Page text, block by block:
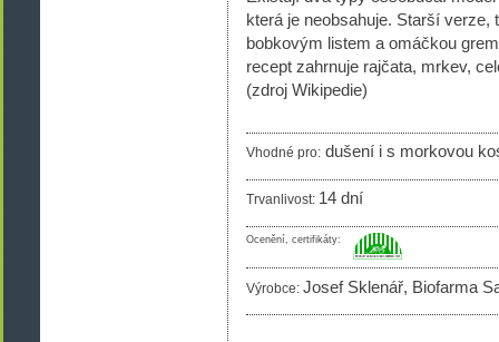
která je neobsahuje. Starší
bobkovým listem a omáčkou
recept zahrnuje rajčata, mrkev,
(zdroj Wikipedie)
Vhodné pro: dušení i s morkovou
Trvanlivost: 14 dní
Ocenění, certifikáty:
Výrobce: Josef Sklenář, Biofarma